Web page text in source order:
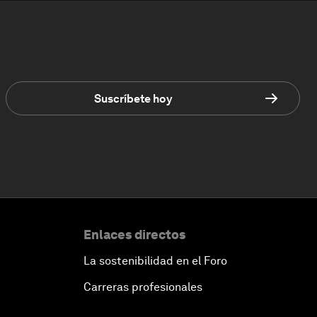
Suscríbete hoy
Enlaces directos
La sostenibilidad en el Foro
Carreras profesionales